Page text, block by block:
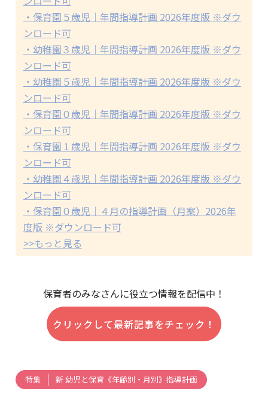
・保育園５歳児｜年間指導計画 2026年度版 ※ダウ
ンロード可
・幼稚園３歳児｜年間指導計画 2026年度版 ※ダウ
ンロード可
・幼稚園５歳児｜年間指導計画 2026年度版 ※ダウ
ンロード可
・保育園０歳児｜年間指導計画 2026年度版 ※ダウ
ンロード可
・保育園１歳児｜年間指導計画 2026年度版 ※ダウ
ンロード可
・幼稚園４歳児｜年間指導計画 2026年度版 ※ダウ
ンロード可
・保育園０歳児｜４月の指導計画（月案）2026年
度版 ※ダウンロード可
>>もっと見る
保育者のみなさんに役立つ情報を配信中！
クリックして最新記事をチェック！
特集 新 幼児と保育《年齢別・月別》指導計画